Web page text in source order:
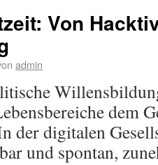
Von
admin
dem
der digitalen
und spontan,